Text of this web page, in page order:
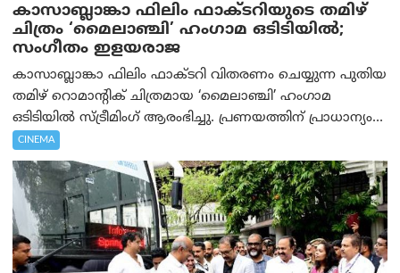
കാസാബ്ലാങ്കാ ഫിലിം ഫാക്ടറിയുടെ തമിഴ്
ചിത്രം ‘മൈലാഞ്ചി’ ഹംഗാമ ഒടിടിയിൽ;
സംഗീതം ഇളയരാജ
കാസാബ്ലാങ്കാ ഫിലിം ഫാക്ടറി വിതരണം ചെയ്യുന്ന പുതിയ
തമിഴ് റൊമാന്റിക് ചിത്രമായ ‘മൈലാഞ്ചി’ ഹംഗാമ
ഒടിടിയിൽ സ്ട്രീമിംഗ് ആരംഭിച്ചു. പ്രണയത്തിന് പ്രാധാന്യം...
CINEMA